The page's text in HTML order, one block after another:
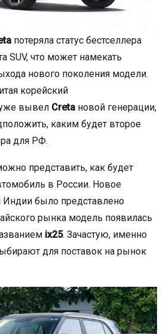
потеряла статус бестселлера
SUV, что может намекать
нового поколения модели.
корейский
вывел Creta новой генерации,
каким будет второе
для РФ.
представить, как будет
в России. Новое
Индии было представлено
рынка модель появилась
ix25. Зачастую, именно
для поставок на рынок